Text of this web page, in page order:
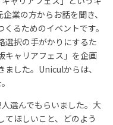
業の方からお話を聞き、
るためのイベントです。
選択の手がかりにするた
キャリアフェス」を企画
した。Uniculからは、
選んでもらいました。大
ほしいこと、どのよう